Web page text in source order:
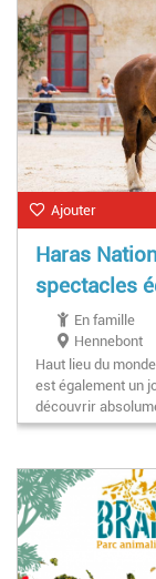
Ajouter
Haras
spectacles
En famille
Hennebont
Haut lieu du
est également un
découvrir